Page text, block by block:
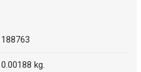
188763
0.00188 kg.